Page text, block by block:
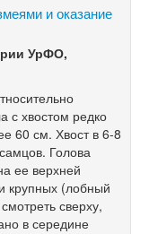
и оказание
УрФО,
с хвостом редко
60 см. Хвост в 6-8
Голова
ее верхней
крупных (лобный
сверху,
в середине